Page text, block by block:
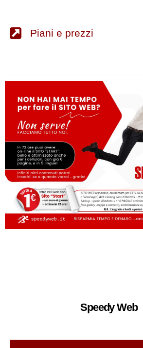
Piani e prezzi
SpeedyWeb